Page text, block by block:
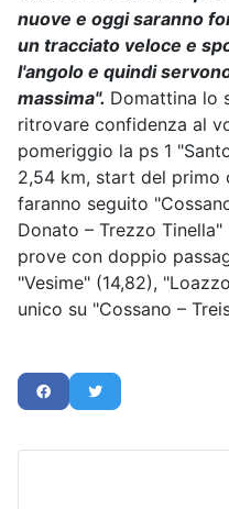
nuove e oggi saranno
un tracciato veloce e
l'angolo e quindi
massima". Domattina lo
ritrovare confidenza al
pomeriggio la ps 1
2,54 km, start del primo
faranno seguito
Donato – Trezzo
prove con doppio
"Vesime" (14,82),
unico su "Cossano –